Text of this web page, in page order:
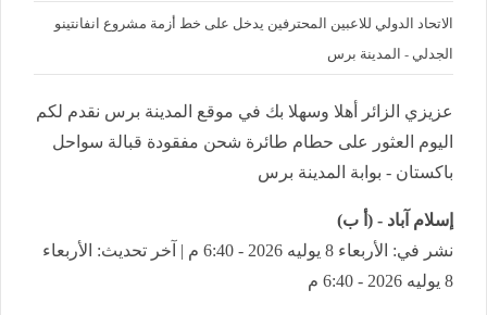
الاتحاد الدولي للاعبين المحترفين يدخل على خط أزمة مشروع انفانتينو
الجدلي - المدينة برس
عزيزي الزائر أهلا وسهلا بك في موقع المدينة برس نقدم لكم
اليوم العثور على حطام طائرة شحن مفقودة قبالة سواحل
باكستان - بوابة المدينة برس
إسلام آباد - (أ ب)
نشر في: الأربعاء 8 يوليه 2026 - 6:40 م | آخر تحديث: الأربعاء
8 يوليه 2026 - 6:40 م